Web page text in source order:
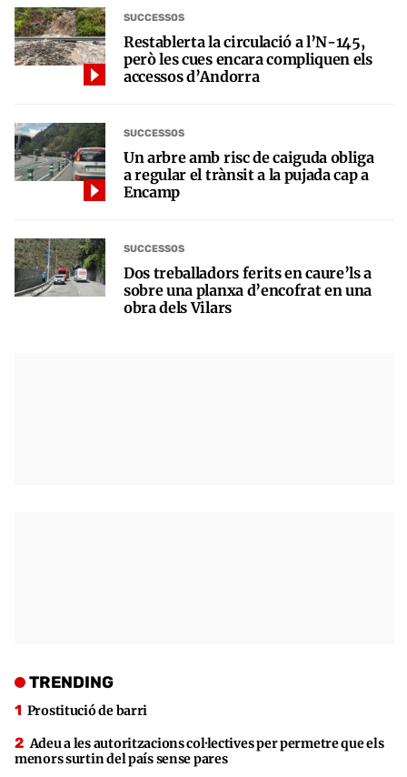
SUCCESSOS
Restablerta la circulació a l’N-145,
però les cues encara compliquen els
accessos d’Andorra
SUCCESSOS
Un arbre amb risc de caiguda obliga
a regular el trànsit a la pujada cap a
Encamp
SUCCESSOS
Dos treballadors ferits en caure’ls a
sobre una planxa d’encofrat en una
obra dels Vilars
TRENDING
Prostitució de barri
Adeu a les autoritzacions col·lectives per permetre que els
menors surtin del país sense pares